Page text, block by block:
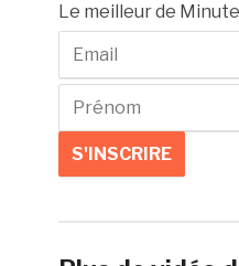
Le meilleur de